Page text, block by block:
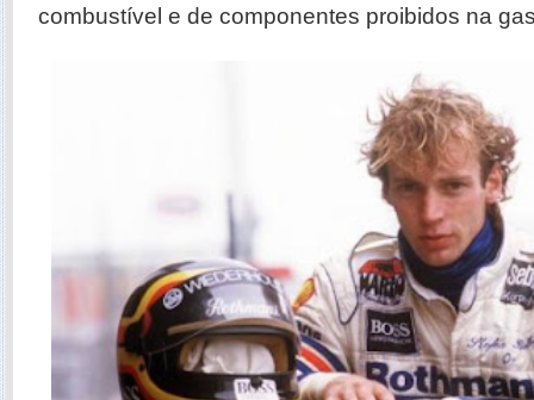
combustível e de componentes proibidos na